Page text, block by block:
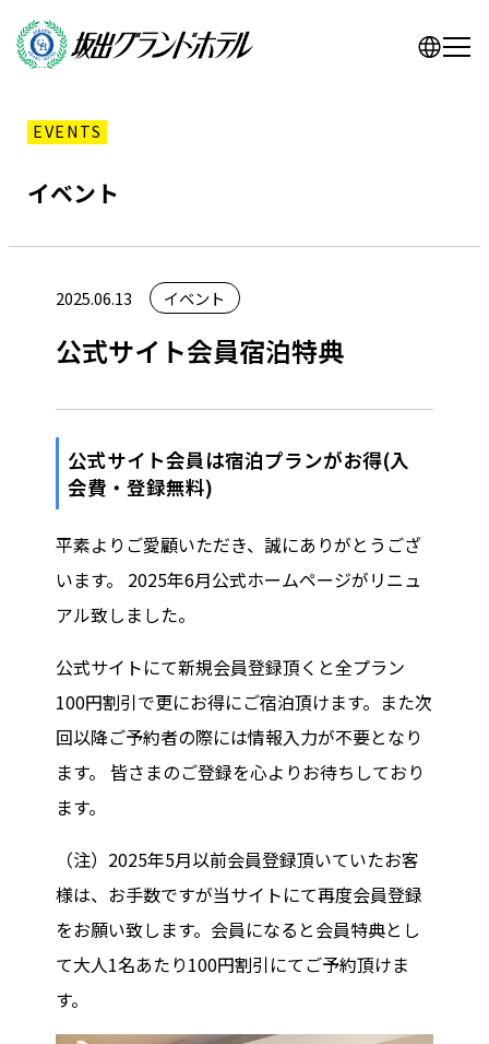
EVENTS
イベント
2025.06.13 イベント
公式サイト会員宿泊特典
公式サイト会員は宿泊プランがお得(入
会費・登録無料)
平素よりご愛顧いただき、誠にありがとうござ
います。 2025年6月公式ホームページがリニュ
アル致しました。
公式サイトにて新規会員登録頂くと全プラン
100円割引で更にお得にご宿泊頂けます。また次
回以降ご予約者の際には情報入力が不要となり
ます。 皆さまのご登録を心よりお待ちしており
ます。
（注）2025年5月以前会員登録頂いていたお客
様は、お手数ですが当サイトにて再度会員登録
をお願い致します。会員になると会員特典とし
て大人1名あたり100円割引にてご予約頂けま
す。